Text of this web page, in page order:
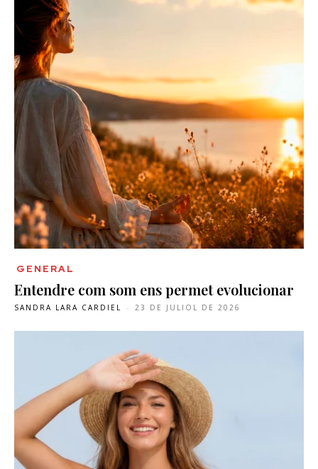
GENERAL
Entendre com som ens permet evolucionar
SANDRA LARA CARDIEL - 23 DE JULIOL DE 2026